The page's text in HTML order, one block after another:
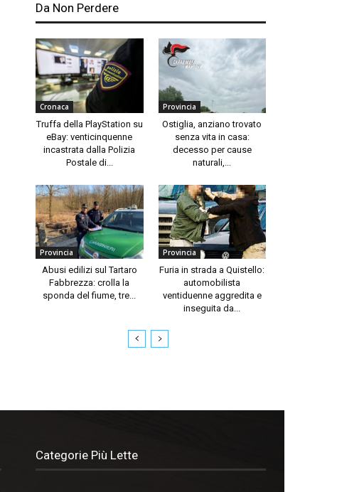
Da Non Perdere
Cronaca
Truffa della PlayStation su
eBay: venticinquenne
incastrata dalla Polizia
Postale di...
Provincia
Ostiglia, anziano trovato
senza vita in casa:
decesso per cause
naturali,...
Provincia
Abusi edilizi sul Tartaro
Fabbrezza: crolla la
sponda del fiume, tre...
Provincia
Furia in strada a Quistello:
automobilista
ventiduenne aggredita e
inseguita da...
Categorie Più Lette